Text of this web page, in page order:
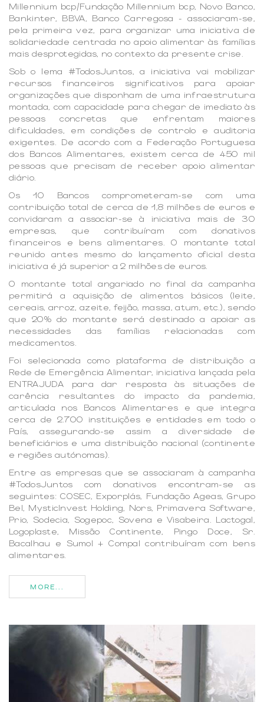
Millennium bcp/Fundação Millennium bcp, Novo Banco,
Bankinter, BBVA, Banco Carregosa - associaram-se,
pela primeira vez, para organizar uma iniciativa de
solidariedade centrada no apoio alimentar às famílias
mais desprotegidas, no contexto da presente crise.
Sob o lema #TodosJuntos, a iniciativa vai mobilizar
recursos financeiros significativos para apoiar
organizações que disponham de uma infraestrutura
montada, com capacidade para chegar de imediato às
pessoas concretas que enfrentam maiores
dificuldades, em condições de controlo e auditoria
exigentes. De acordo com a Federação Portuguesa
dos Bancos Alimentares, existem cerca de 450 mil
pessoas que precisam de receber apoio alimentar
diário.
Os 10 Bancos comprometeram-se com uma
contribuição total de cerca de 1,8 milhões de euros e
convidaram a associar-se à iniciativa mais de 30
empresas, que contribuíram com donativos
financeiros e bens alimentares. O montante total
reunido antes mesmo do lançamento oficial desta
iniciativa é já superior a 2 milhões de euros.
O montante total angariado no final da campanha
permitirá a aquisição de alimentos básicos (leite,
cereais, arroz, azeite, feijão, massa, atum, etc.), sendo
que 20% do montante será destinado a apoiar as
necessidades das famílias relacionadas com
medicamentos.
Foi selecionada como plataforma de distribuição a
Rede de Emergência Alimentar, iniciativa lançada pela
ENTRAJUDA para dar resposta às situações de
carência resultantes do impacto da pandemia,
articulada nos Bancos Alimentares e que integra
cerca de 2.700 instituições e entidades em todo o
País, assegurando-se assim a diversidade de
beneficiários e uma distribuição nacional (continente
e regiões autónomas).
Entre as empresas que se associaram à campanha
#TodosJuntos com donativos encontram-se as
seguintes: COSEC, Exporplás, Fundação Ageas, Grupo
Bel, MysticInvest Holding, Nors, Primavera Software,
Prio, Sodecia, Sogepoc, Sovena e Visabeira. Lactogal,
Logoplaste, Missão Continente, Pingo Doce, Sr.
Bacalhau e Sumol + Compal contribuíram com bens
alimentares.
MORE...